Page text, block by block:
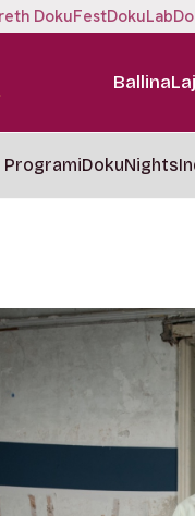
DokuFestDokuLab
Ballina
ProgramiDokuNights